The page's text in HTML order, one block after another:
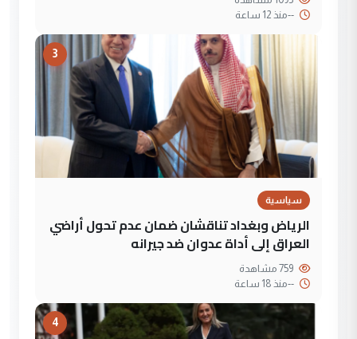
--منذ 12 ساعة
3
سياسية
الرياض وبغداد تناقشان ضمان عدم تحول أراضي
العراق إلى أداة عدوان ضد جيرانه
--منذ 18 ساعة
4